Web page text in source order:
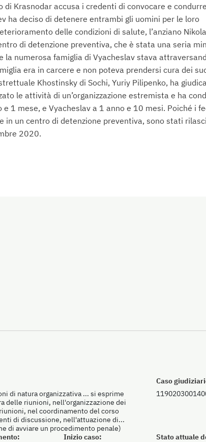
di Krasnodar accusa i credenti di convocare e
ha deciso di detenere entrambi gli uomini per le loro
delle condizioni di salute, l’anziano
di detenzione preventiva, che è stata una seria
la numerosa famiglia di Vyacheslav stava
era in carcere e non poteva prendersi cura dei
Khostinsky di Sochi, Yuriy Pilipenko, ha
le attività di un’organizzazione estremista e ha
1 mese, e Vyacheslav a 1 anno e 10 mesi. Poiché i
in un centro di detenzione preventiva, sono stati
2020.
di natura organizzativa ... si esprime
delle riunioni, nell'organizzazione dei
nel coordinamento del corso
di discussione, nell'attuazione di...
di avviare un procedimento penale)
Caso
Inizio caso:
Stato attuale